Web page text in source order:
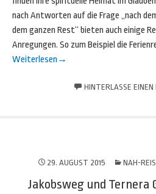
nach Antworten auf die Frage „nach
dem ganzen Rest“ bieten auch einige
Anregungen. So zum Beispiel die
Weiterlesen →
HINTERLASSE
29. AUGUST 2015 NAH-
Jakobsweg und Ternera